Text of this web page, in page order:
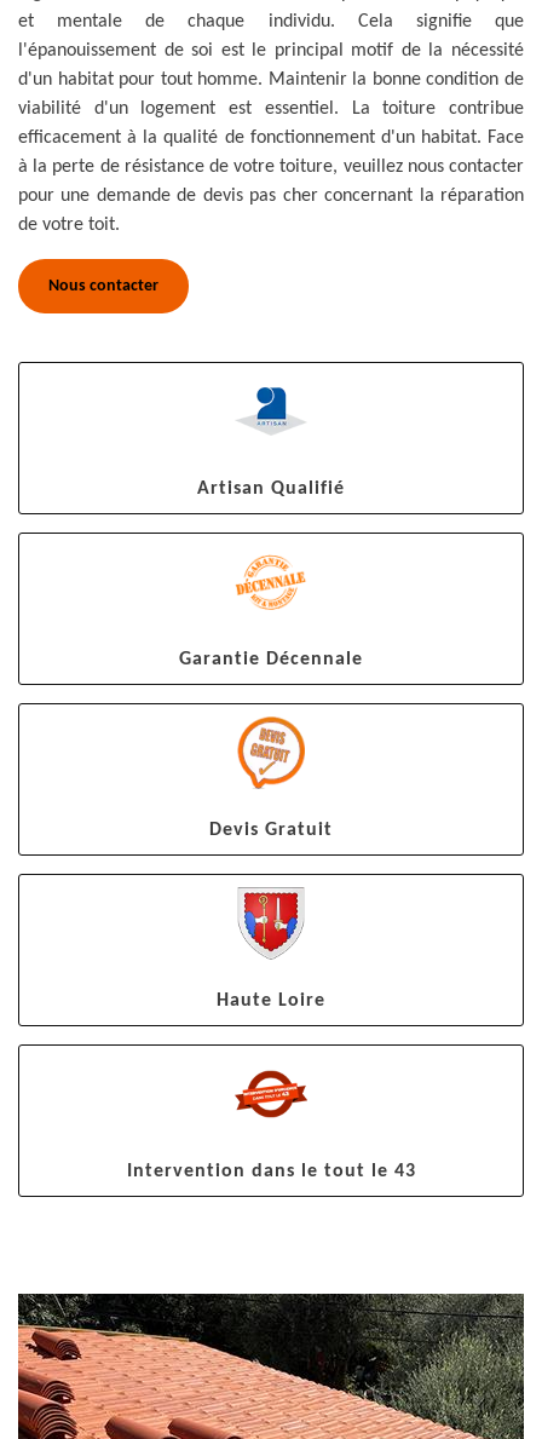
et mentale de chaque individu. Cela signifie que
l'épanouissement de soi est le principal motif de la nécessité
d'un habitat pour tout homme. Maintenir la bonne condition de
viabilité d'un logement est essentiel. La toiture contribue
efficacement à la qualité de fonctionnement d'un habitat. Face
à la perte de résistance de votre toiture, veuillez nous contacter
pour une demande de devis pas cher concernant la réparation
de votre toit.
Nous contacter
Artisan Qualifié
Garantie Décennale
Devis Gratuit
Haute Loire
Intervention dans le tout le 43